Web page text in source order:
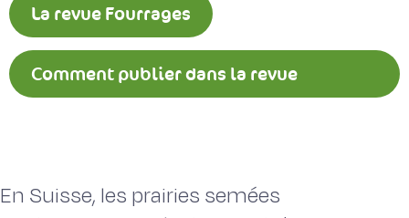
La revue Fourrages
Comment publier dans la revue
En Suisse, les prairies semées